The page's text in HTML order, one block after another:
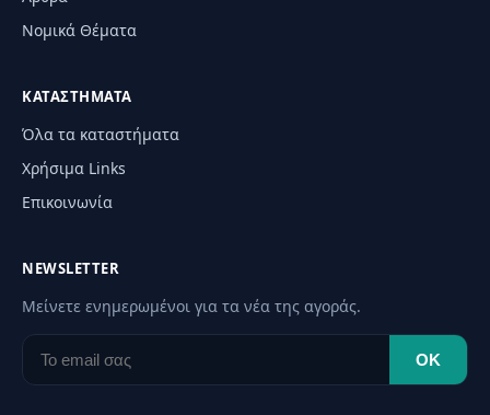
Νομικά Θέματα
ΚΑΤΑΣΤΉΜΑΤΑ
Όλα τα καταστήματα
Χρήσιμα Links
Επικοινωνία
NEWSLETTER
Μείνετε ενημερωμένοι για τα νέα της αγοράς.
OK